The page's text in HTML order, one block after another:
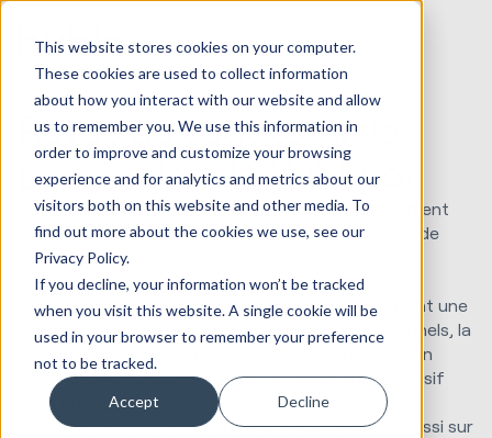
This website stores cookies on your computer.
These cookies are used to collect information
about how you interact with our website and allow
us to remember you. We use this information in
order to improve and customize your browsing
experience and for analytics and metrics about our
visitors both on this website and other media. To
find out more about the cookies we use, see our
Privacy Policy.
If you decline, your information won’t be tracked
when you visit this website. A single cookie will be
used in your browser to remember your preference
not to be tracked.
Accept Decline
Revue du coût total de
possession de HubSpot
Découvrez la véritable valeur de votre investissement
avec l'analyse du coût total de possession (TCO) de
HubSpot par Huble Digital.
Nous allons au-delà du prix d'achat initial en offrant une
évaluation complète, incluant les coûts opérationnels, la
valeur à long terme, et les coûts liés à l'optimisation
continue. Avec plus de dix ans de partenariat exclusif
avec HubSpot, nous fournissons une expertise
approfondie, non seulement sur le logiciel, mais aussi sur